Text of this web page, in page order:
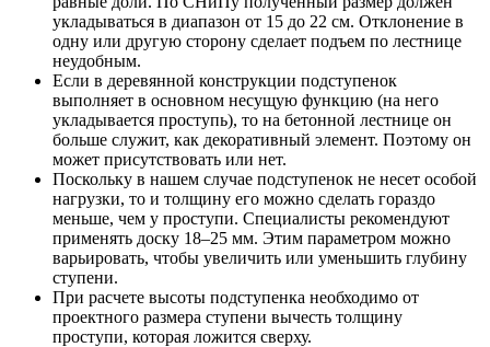
укладываться в диапазон от 15 до 22 см. Отклонение в
одну или другую сторону сделает подъем по лестнице
неудобным.
Если в деревянной конструкции подступенок
выполняет в основном несущую функцию (на него
укладывается проступь), то на бетонной лестнице он
больше служит, как декоративный элемент. Поэтому он
может присутствовать или нет.
Поскольку в нашем случае подступенок не несет особой
нагрузки, то и толщину его можно сделать гораздо
меньше, чем у проступи. Специалисты рекомендуют
применять доску 18–25 мм. Этим параметром можно
варьировать, чтобы увеличить или уменьшить глубину
ступени.
При расчете высоты подступенка необходимо от
проектного размера ступени вычесть толщину
проступи, которая ложится сверху.